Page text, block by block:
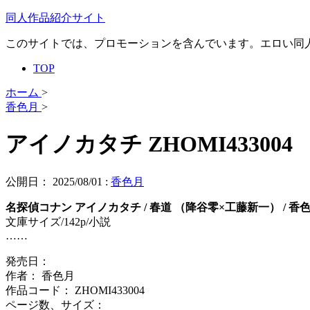
同人作品紹介サイト
このサイトでは、プロモーションを含んでいます。エロい同
TOP
ホーム >
香色月 >
アイノカタチ ZHOMI433004
公開日： 2025/08/01 : 香色月
名探偵コナン アイノカタチ / 春道 （降谷零×工藤新一） / 香
文庫サイズ/142p/小説
……
発売日：
作者： 香色月
作品コード： ZHOMI433004
ページ数、サイズ：